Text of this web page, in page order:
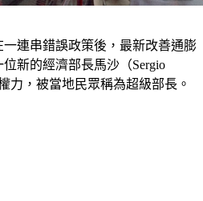
新的經濟部長馬沙（Sergio
力，被當地民眾稱為超級部長。